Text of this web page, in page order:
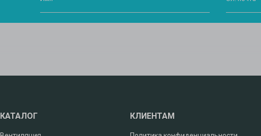
КАТАЛОГ КЛИЕНТАМ